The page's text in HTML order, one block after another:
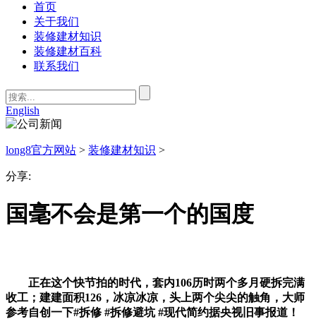
首页
关于我们
装修建材知识
装修建材百科
联系我们
English
long8官方网站 > 装修建材知识 >
分享:
国毫不会是第一个的国度
正在这个快节拍的时代，套内106历时两个多月硬拆完满
收工；建建面积126，冰凉冰凉，头上两个尖尖的触角，大师
参考自创一下#拆修 #拆修避坑 #现代简约据央视旧事报道！